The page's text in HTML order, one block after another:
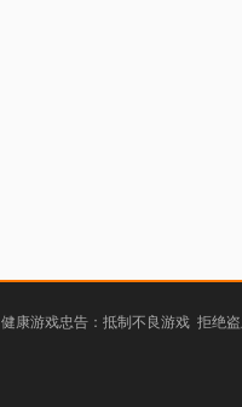
健康游戏忠告：抵制不良游戏 拒绝